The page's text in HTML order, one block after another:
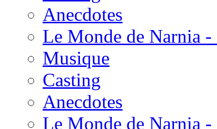
Anecdotes
Le Monde de Narnia
Musique
Casting
Anecdotes
Le Monde de Narnia